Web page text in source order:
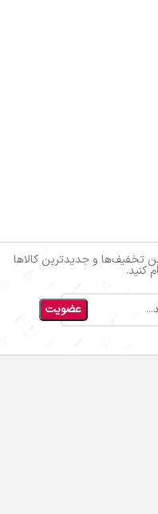
تخفیف‌ها و جدیدترین کالاها
کنید.